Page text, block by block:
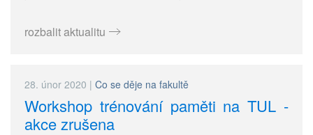
rozbalit aktualitu
28. únor 2020 | Co se děje na fakultě
Workshop trénování paměti na TUL -
akce zrušena